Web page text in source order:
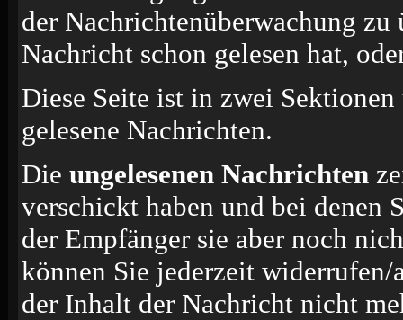
der Nachrichtenüberwachung
Nachricht schon gelesen hat,
Diese Seite ist in zwei
gelesene Nachrichten.
Die ungelesenen Nachrichten
verschickt haben und bei denen
der Empfänger sie aber noch
können Sie jederzeit
der Inhalt der Nachricht nicht